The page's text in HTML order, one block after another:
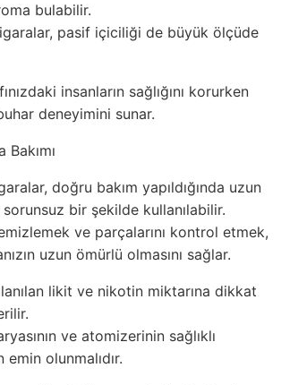
bulabilir.
pasif içiciliği de büyük ölçüde
insanların sağlığını korurken
deneyimini sunar.
doğru bakım yapıldığında uzun
bir şekilde kullanılabilir.
ve parçalarını kontrol etmek,
uzun ömürlü olmasını sağlar.
likit ve nikotin miktarına dikkat
ve atomizerinin sağlıklı
emin olunmalıdır.